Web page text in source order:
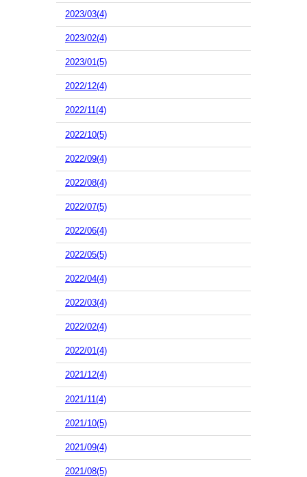
2023/03(4)
2023/02(4)
2023/01(5)
2022/12(4)
2022/11(4)
2022/10(5)
2022/09(4)
2022/08(4)
2022/07(5)
2022/06(4)
2022/05(5)
2022/04(4)
2022/03(4)
2022/02(4)
2022/01(4)
2021/12(4)
2021/11(4)
2021/10(5)
2021/09(4)
2021/08(5)